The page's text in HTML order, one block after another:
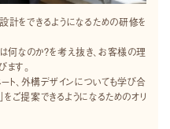
をできるようになるための研修を
何なのか？を考え抜き、お客様の理
ます。
ート、外構デザインについても学び合
をご提案できるようになるためのオリ